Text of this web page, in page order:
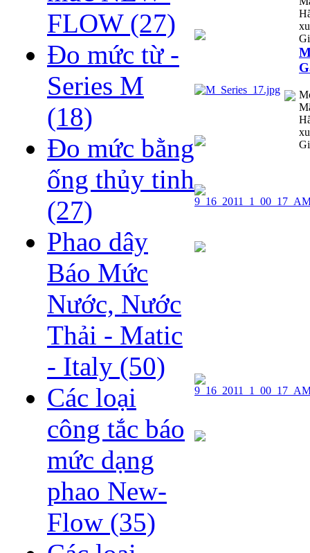
FLOW (27)
Đo mức từ -
Series M
(18)
Đo mức bằng
ống thủy tinh
(27)
Phao dây
Báo Mức
Nước, Nước
Thải - Matic
- Italy (50)
Các loại
công tắc báo
mức dạng
phao New-
Flow (35)